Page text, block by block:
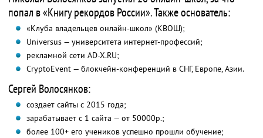
попал в «Книгу рекордов России». Также основатель:
«Клуба владельцев онлайн-школ» (КВОШ);
Universus — университета интернет-профессий;
рекламной сети AD-X.RU;
CryptoEvent — блокчейн-конференций в СНГ, Европе, Азии.
Сергей Волосянков:
создает сайты с 2015 года;
зарабатывает с 1 сайта — от 50000р.;
более 100+ его учеников успешно прошли обучение;